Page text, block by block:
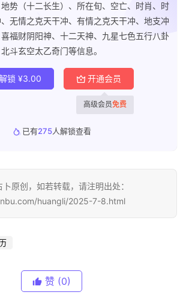
势（十二长生）、所在旬、空亡、时肖、时
无情之克天干冲、有情之克天干冲、地支冲
福财阴阳神、十二天神、九星七色五行八卦
北斗玄空太乙奇门等信息。
锁 ¥3.00 开通会员
高级会员免费
已有275人解锁查看
原创，如若转载，请注明出处：
huangli/2025-7-8.html
赞 (0)